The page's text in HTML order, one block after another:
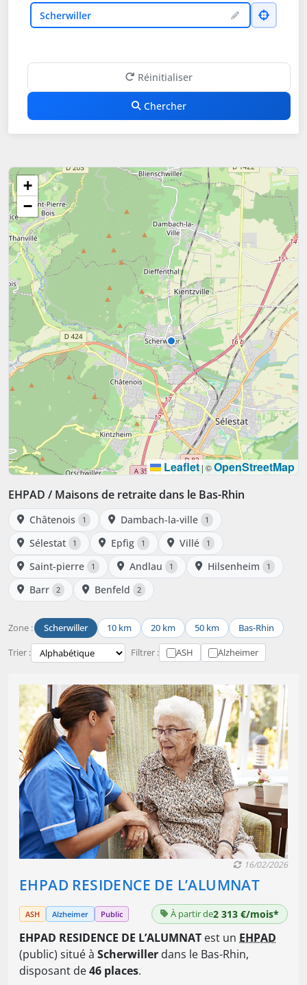
VilleScherwiller
Réinitialiser
Chercher
+
−
Leaflet | ©OpenStreetMap
EHPAD / Maisons de retraite dans le Bas-Rhin
Châtenois 1 Dambach-la-ville 1
Sélestat 1 Epfig 1 Villé 1
Saint-pierre 1 Andlau 1 Hilsenheim 1
Barr 2 Benfeld 2
Zone : Scherwiller 10 km 20 km 50 km Bas-Rhin
Trier : Filtrer : ASH Alzheimer
EHPAD RESIDENCE DE L’ALUMNAT
16/02/2026
ASH Alzheimer Public À partir de2 313 €/mois*
EHPAD RESIDENCE DE L’ALUMNAT est un EHPAD
(public) situé à Scherwiller dans le Bas-Rhin,
disposant de46 places.